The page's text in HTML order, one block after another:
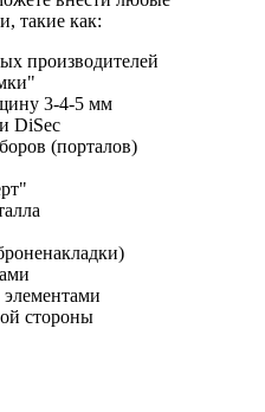
такие как:
производителей
3-4-5 мм
DiSec
(порталов)
стороны